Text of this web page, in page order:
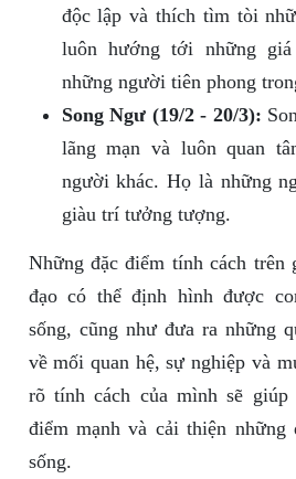
độc lập và thích tìm tòi
luôn hướng tới những
những người tiên phong
Song Ngư (19/2 - 20/3):
lãng mạn và luôn quan
người khác. Họ là những
giàu trí tưởng tượng.
Những đặc điểm tính cách trên
đạo có thể định hình được
sống, cũng như đưa ra những
về mối quan hệ, sự nghiệp và
rõ tính cách của mình sẽ
điểm mạnh và cải thiện những
sống.